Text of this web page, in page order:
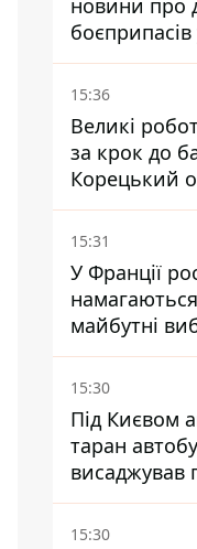
новини про
знайти і
15:36
Великі
за крок до
Корецький
склади
15:31
У Франції
майбутні
президента
15:30
Під Києвом
таран
висаджував
зупинці -
лікарні
15:30